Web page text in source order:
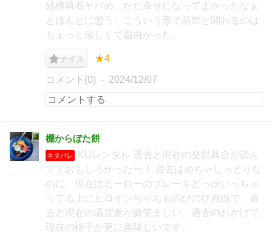
結構執着ヤバめ。ただ幸せになってよかったなぁ
とほんとに思う。こういう形で前世と関わるのは
ちょっと珍しくて面白かった。
ナイス ★4
コメント(0) 2024/12/07
棚からぼた餅
ネタバレ
KUレンタル 過去と現在の交錯具合が読ん
でておもしろかった〜！ 過去はめちゃしっとりな
のに、現在はヒーローのブレーキどっかいっちゃ
ってる上にヒロインちゃんものびのび自由で、過
去と現在の温度差が微笑ましい。過去のおかげで
現在の様子が更に美味しいです。